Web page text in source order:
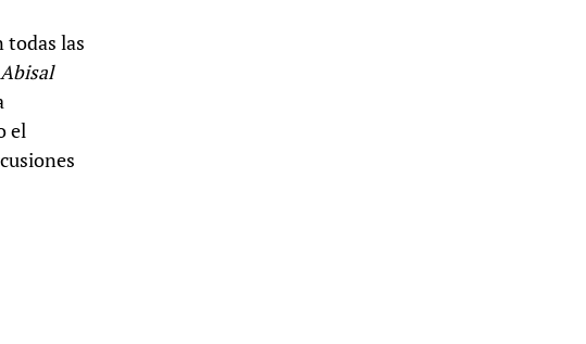
todas las
Abisal
el